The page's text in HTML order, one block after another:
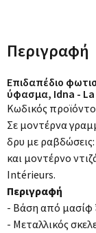
Περιγραφή
Επιδαπέδιο
ύφασμα, Idna -
Κωδικός
Σε μοντέρνα
δρυ με
και μοντέρνο
Intérieurs.
Περιγραφή
- Βάση από μασίφ
- Μεταλλικός